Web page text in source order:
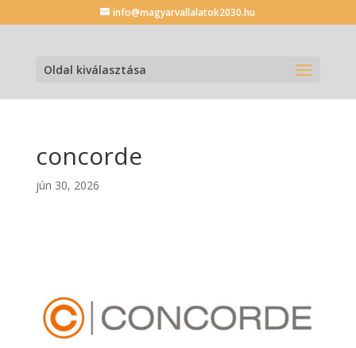
info@magyarvallalatok2030.hu
Oldal kiválasztása
concorde
jún 30, 2026